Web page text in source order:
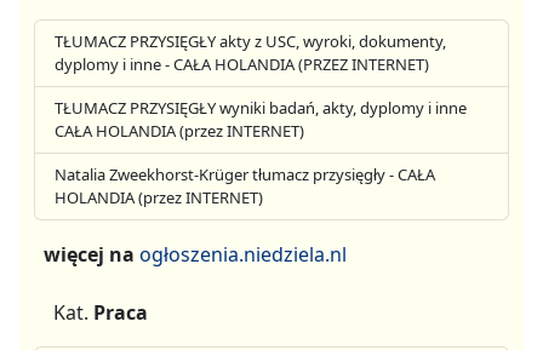
TŁUMACZ PRZYSIĘGŁY akty z USC, wyroki, dokumenty,
dyplomy i inne - CAŁA HOLANDIA (PRZEZ INTERNET)
TŁUMACZ PRZYSIĘGŁY wyniki badań, akty, dyplomy i inne
CAŁA HOLANDIA (przez INTERNET)
Natalia Zweekhorst-Krüger tłumacz przysięgły - CAŁA
HOLANDIA (przez INTERNET)
więcej na ogłoszenia.niedziela.nl
Kat. Praca